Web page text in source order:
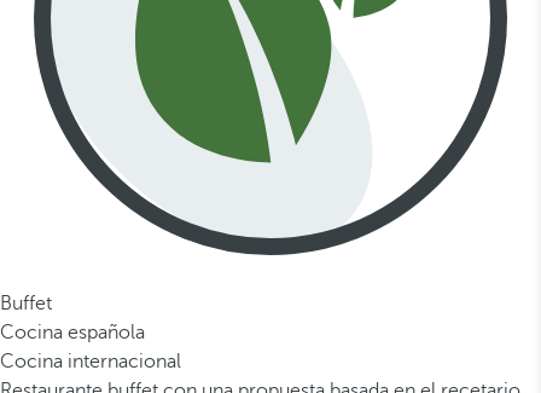
Buffet
Cocina española
Cocina internacional